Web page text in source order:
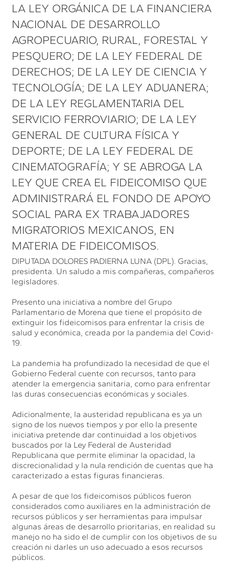
LA LEY ORGÁNICA DE LA FINANCIERA
NACIONAL DE DESARROLLO
AGROPECUARIO, RURAL, FORESTAL Y
PESQUERO; DE LA LEY FEDERAL DE
DERECHOS; DE LA LEY DE CIENCIA Y
TECNOLOGÍA; DE LA LEY ADUANERA;
DE LA LEY REGLAMENTARIA DEL
SERVICIO FERROVIARIO; DE LA LEY
GENERAL DE CULTURA FÍSICA Y
DEPORTE; DE LA LEY FEDERAL DE
CINEMATOGRAFÍA; Y SE ABROGA LA
LEY QUE CREA EL FIDEICOMISO QUE
ADMINISTRARÁ EL FONDO DE APOYO
SOCIAL PARA EX TRABAJADORES
MIGRATORIOS MEXICANOS, EN
MATERIA DE FIDEICOMISOS.
DIPUTADA DOLORES PADIERNA LUNA (DPL). Gracias,
presidenta. Un saludo a mis compañeras, compañeros
legisladores.
Presento una iniciativa a nombre del Grupo
Parlamentario de Morena que tiene el propósito de
extinguir los fideicomisos para enfrentar la crisis de
salud y económica, creada por la pandemia del Covid-
19.
La pandemia ha profundizado la necesidad de que el
Gobierno Federal cuente con recursos, tanto para
atender la emergencia sanitaria, como para enfrentar
las duras consecuencias económicas y sociales.
Adicionalmente, la austeridad republicana es ya un
signo de los nuevos tiempos y por ello la presente
iniciativa pretende dar continuidad a los objetivos
buscados por la Ley Federal de Austeridad
Republicana que permite eliminar la opacidad, la
discrecionalidad y la nula rendición de cuentas que ha
caracterizado a estas figuras financieras.
A pesar de que los fideicomisos públicos fueron
considerados como auxiliares en la administración de
recursos públicos y ser herramientas para impulsar
algunas áreas de desarrollo prioritarias, en realidad su
manejo no ha sido el de cumplir con los objetivos de su
creación ni darles un uso adecuado a esos recursos
públicos.